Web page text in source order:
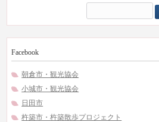
索:
Facebook
朝倉市・観光協会
小城市・観光協会
日田市
杵築市・杵築散歩プロジェクト